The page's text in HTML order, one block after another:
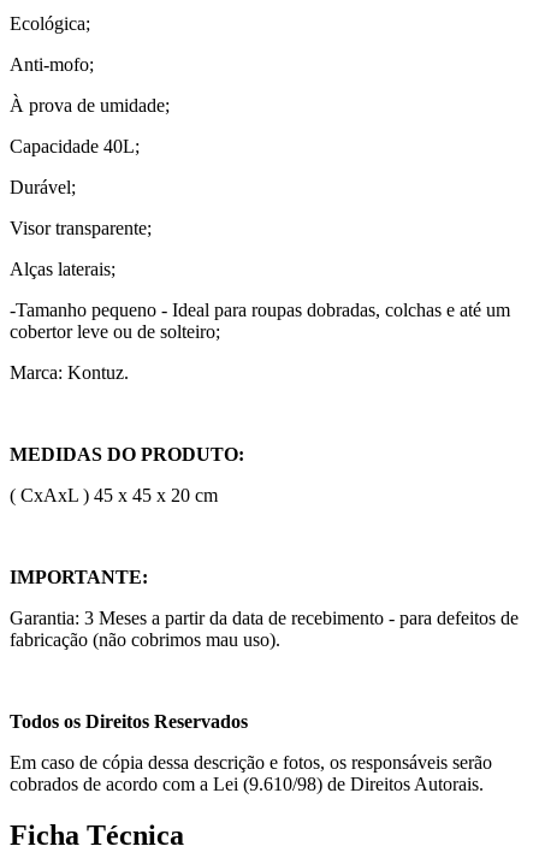
Ecológica;
Anti-mofo;
À prova de umidade;
Capacidade 40L;
Durável;
Visor transparente;
Alças laterais;
-Tamanho pequeno - Ideal para roupas dobradas, colchas e até um
cobertor leve ou de solteiro;
Marca: Kontuz.
MEDIDAS DO PRODUTO:
( CxAxL ) 45 x 45 x 20 cm
IMPORTANTE:
Garantia: 3 Meses a partir da data de recebimento - para defeitos de
fabricação (não cobrimos mau uso).
Todos os Direitos Reservados
Em caso de cópia dessa descrição e fotos, os responsáveis serão
cobrados de acordo com a Lei (9.610/98) de Direitos Autorais.
Ficha Técnica